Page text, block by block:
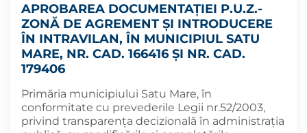
APROBAREA DOCUMENTAȚIEI P.U.Z.-
ZONĂ DE AGREMENT ȘI INTRODUCERE
ÎN INTRAVILAN, ÎN MUNICIPIUL SATU
MARE, NR. CAD. 166416 ȘI NR. CAD.
179406
Primăria municipiului Satu Mare, în
conformitate cu prevederile Legii nr.52/2003,
privind transparența decizională în administrația